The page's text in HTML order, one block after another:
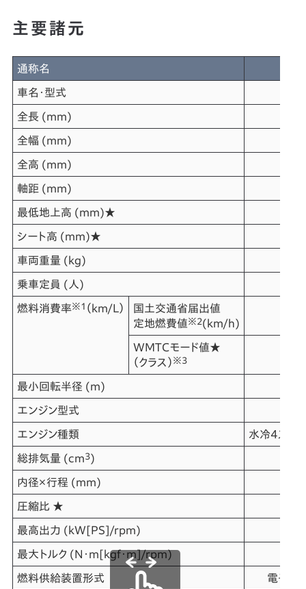
主要諸元
通称名
車名・型式
全長 (mm)
全幅 (mm)
全高 (mm)
軸距 (mm)
最低地上高 (mm)★
シート高 (mm)★
車両重量 (kg)
乗車定員 (人)
燃料消費率※1 （km/L）
国土交通省届出値
定地燃費値※2(km/h)
WMTCモード値★
（クラス） ※3
最小回転半径 (m)
エンジン型式
エンジン種類 水冷4スト
総排気量 (cm3)
内径×行程 (mm)
圧縮比 ★
最高出力 (kW[PS]/rpm)
最大トルク (N・m[kgf・m]/rpm)
燃料供給装置形式 電子式